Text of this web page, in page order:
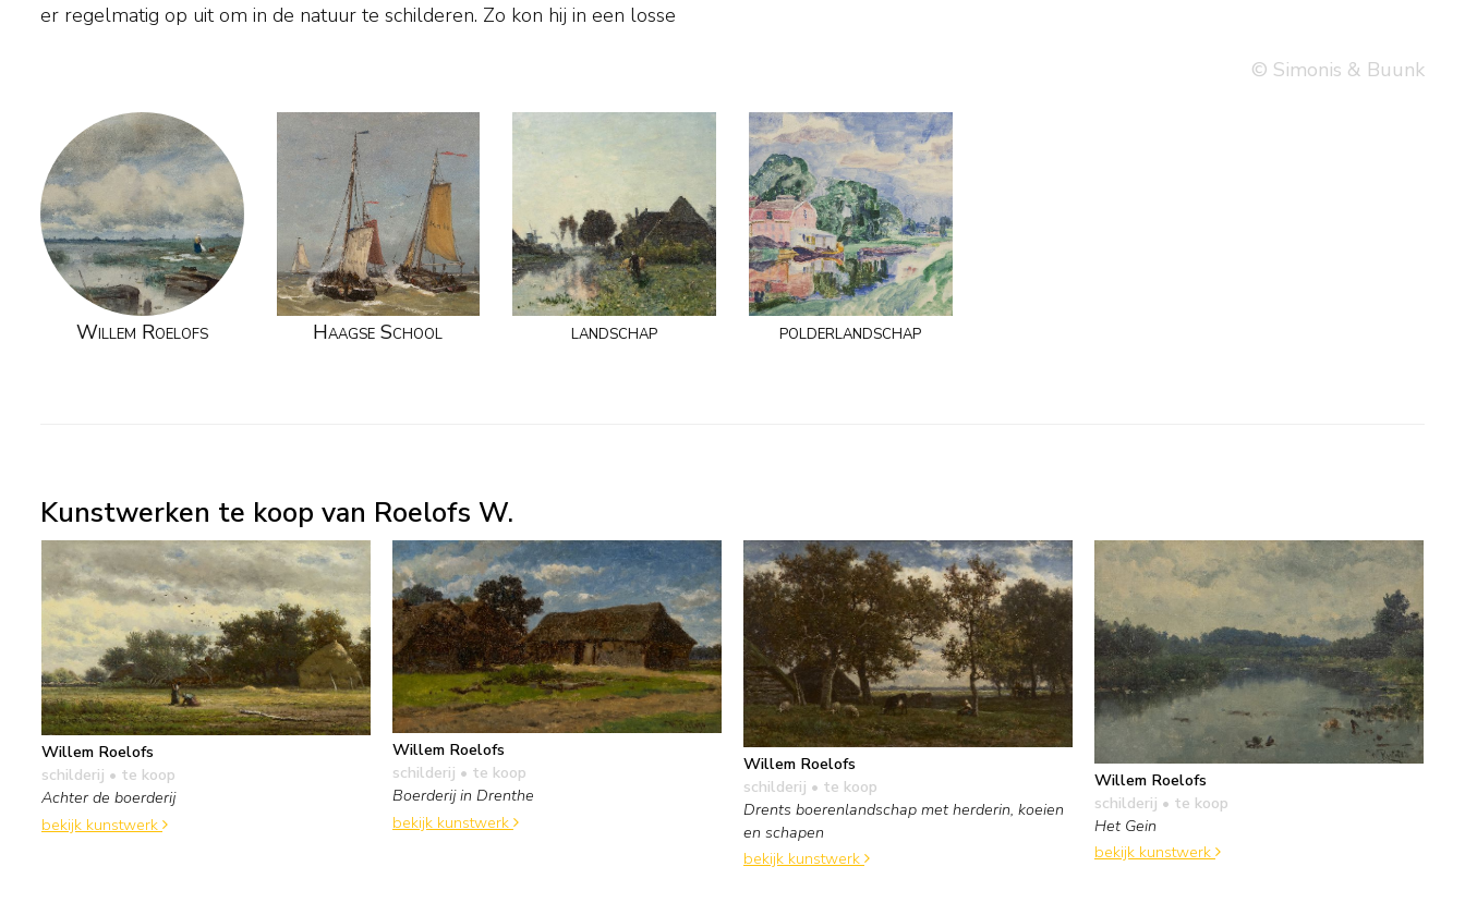
er regelmatig op uit om in de natuur te schilderen. Zo kon hij in een losse
© Simonis & Buunk
Willem Roelofs Haagse School landschap polderlandschap
Kunstwerken te koop van Roelofs W.
Willem Roelofs
schilderij • te koop
Achter de boerderij
bekijk kunstwerk
Willem Roelofs
schilderij • te koop
Boerderij in Drenthe
bekijk kunstwerk
Willem Roelofs
schilderij • te koop
Drents boerenlandschap met herderin, koeien
en schapen
bekijk kunstwerk
Willem Roelofs
schilderij • te koop
Het Gein
bekijk kunstwerk